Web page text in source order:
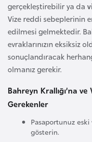
gerçekleştirebilir ya da
Vize reddi sebeplerinin
edilmesi gelmektedir.
evraklarınızın eksiksiz
sonuçlandıracak
olmanız gerekir.
Bahreyn Krallığı’na
Gerekenler
Pasaportunuz eski
gösterin.
C
i
b
u
t
i